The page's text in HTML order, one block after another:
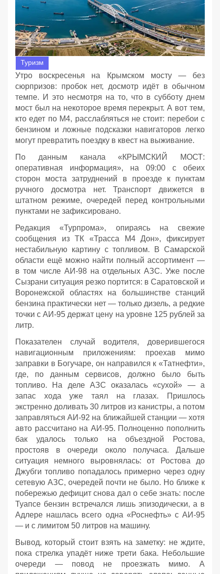
Туризм
Утро воскресенья на Крымском мосту — без
сюрпризов: пробок нет, досмотр идёт в обычном
темпе. И это несмотря на то, что в субботу днем
мост был на некоторое время перекрыт. А вот тем,
кто едет по М4, расслабляться не стоит: перебои с
бензином и ложные подсказки навигаторов легко
могут превратить поездку в квест на выживание.
По данным канала «КРЫМСКИЙ МОСТ:
оперативная информация», на 09:00 с обеих
сторон моста затруднений в проезде к пунктам
ручного досмотра нет. Транспорт движется в
штатном режиме, очередей перед контрольными
пунктами не зафиксировано.
Редакция «Турпрома», опираясь на свежие
сообщения из ТК «Трасса М4 Дон», фиксирует
нестабильную картину с топливом. В Самарской
области ещё можно найти полный ассортимент —
в том числе АИ‑98 на отдельных АЗС. Уже после
Сызрани ситуация резко портится: в Саратовской и
Воронежской областях на большинстве станций
бензина практически нет — только дизель, а редкие
точки с АИ‑95 держат цену на уровне 125 рублей за
литр.
Показателен случай водителя, доверившегося
навигационным приложениям: проехав мимо
заправки в Богучаре, он направился к «Татнефти»,
где, по данным сервисов, должно было быть
топливо. На деле АЗС оказалась «сухой» — а
запас хода уже таял на глазах. Пришлось
экстренно доливать 30 литров из канистры, а потом
заправляться АИ‑92 на ближайшей станции — хотя
авто рассчитано на АИ‑95. Полноценно пополнить
бак удалось только на объездной Ростова,
простояв в очереди около получаса. Дальше
ситуация немного выровнялась: от Ростова до
Джубги топливо попадалось примерно через одну
сетевую АЗС, очередей почти не было. Но ближе к
побережью дефицит снова дал о себе знать: после
Туапсе бензин встречался лишь эпизодически, а в
Адлере нашлась всего одна «Роснефть» с АИ‑95
— и с лимитом 50 литров на машину.
Вывод, который стоит взять на заметку: не ждите,
пока стрелка упадёт ниже трети бака. Небольшие
очереди — повод не проезжать мимо. А